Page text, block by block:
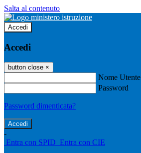
Salta al contenuto
Accedi
Accedi
button close ×
Nome Utente
Password
Password dimenticata?
-
Entra con SPID Entra con CIE